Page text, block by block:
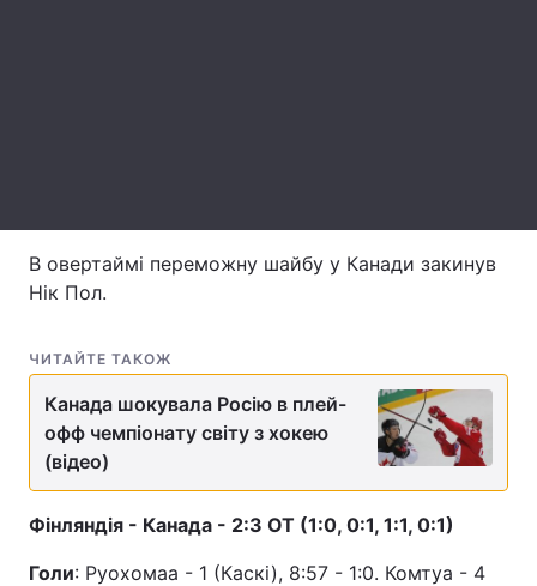
Контакти
Тема оформлення
В овертаймі переможну шайбу у Канади закинув
Нік Пол.
ЧИТАЙТЕ ТАКОЖ
Канада шокувала Росію в плей-
офф чемпіонату світу з хокею
(відео)
Фінляндія - Канада - 2:3 ОТ (1:0, 0:1, 1:1, 0:1)
Голи: Руохомаа - 1 (Каскі), 8:57 - 1:0. Комтуа - 4